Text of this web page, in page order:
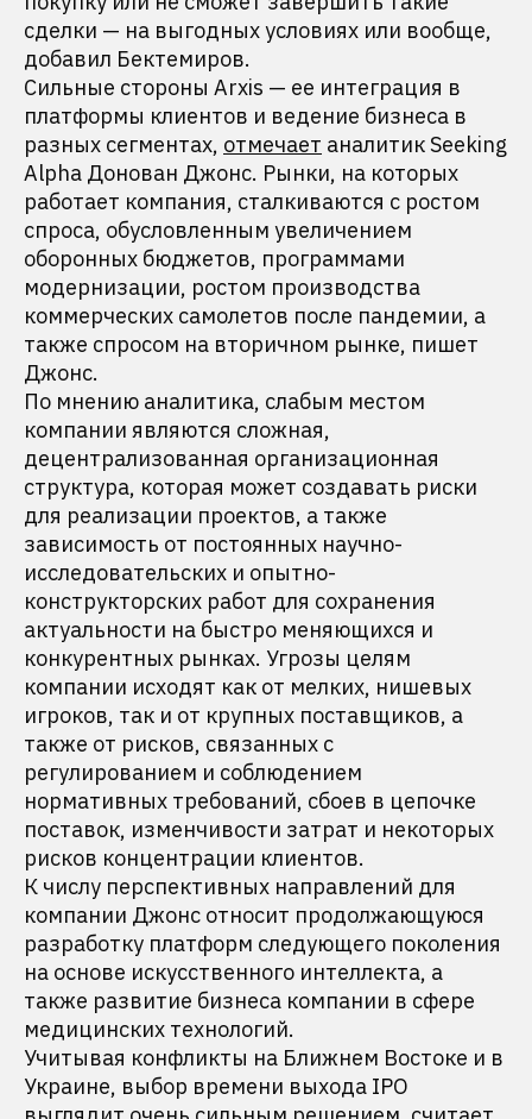
сделки — на выгодных условиях или вообще,
добавил Бектемиров.
Сильные стороны Arxis — ее интеграция в
платформы клиентов и ведение бизнеса в
разных сегментах, отмечает аналитик Seeking
Alpha Донован Джонс. Рынки, на которых
работает компания, сталкиваются с ростом
спроса, обусловленным увеличением
оборонных бюджетов, программами
модернизации, ростом производства
коммерческих самолетов после пандемии, а
также спросом на вторичном рынке, пишет
Джонс.
По мнению аналитика, слабым местом
компании являются сложная,
децентрализованная организационная
структура, которая может создавать риски
для реализации проектов, а также
зависимость от постоянных научно-
исследовательских и опытно-
конструкторских работ для сохранения
актуальности на быстро меняющихся и
конкурентных рынках. Угрозы целям
компании исходят как от мелких, нишевых
игроков, так и от крупных поставщиков, а
также от рисков, связанных с
регулированием и соблюдением
нормативных требований, сбоев в цепочке
поставок, изменчивости затрат и некоторых
рисков концентрации клиентов.
К числу перспективных направлений для
компании Джонс относит продолжающуюся
разработку платформ следующего поколения
на основе искусственного интеллекта, а
также развитие бизнеса компании в сфере
медицинских технологий.
Учитывая конфликты на Ближнем Востоке и в
Украине, выбор времени выхода IPO